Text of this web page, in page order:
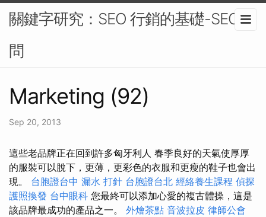
關鍵字研究：SEO 行銷的基礎-SEO顧
問
Marketing (92)
Sep 20, 2013
這些老品牌正在回到許多匈牙利人 春季良好的天氣使厚厚
的服裝可以脫下，更薄，更彩色的衣服和更瘦的鞋子也會出
現。 台胞證台中 漏水 打針 台胞證台北 經絡養生課程 偵探
護照換發 台中眼科 您最終可以添加心愛的複古體操，這是
該品牌最成功的產品之一。 外燴茶點 音波拉皮 律師公會